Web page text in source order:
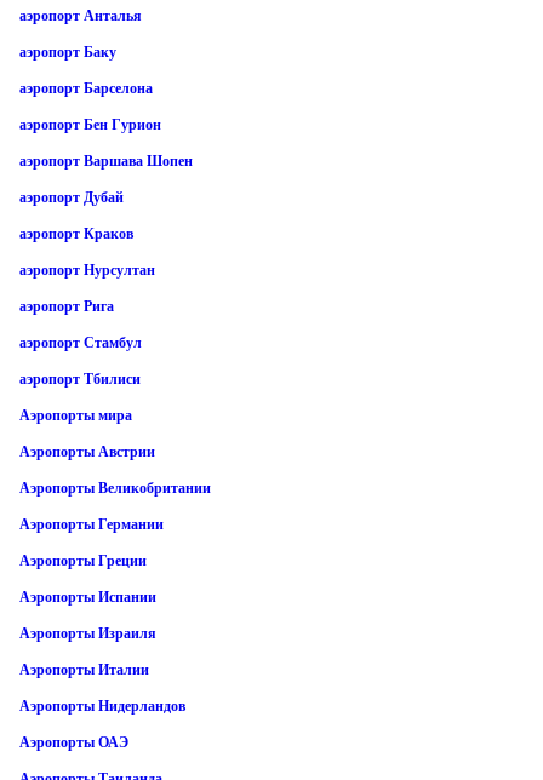
аэропорт Анталья
аэропорт Баку
аэропорт Барселона
аэропорт Бен Гурион
аэропорт Варшава Шопен
аэропорт Дубай
аэропорт Краков
аэропорт Нурсултан
аэропорт Рига
аэропорт Стамбул
аэропорт Тбилиси
Аэропорты мира
Аэропорты Австрии
Аэропорты Великобритании
Аэропорты Германии
Аэропорты Греции
Аэропорты Испании
Аэропорты Израиля
Аэропорты Италии
Аэропорты Нидерландов
Аэропорты ОАЭ